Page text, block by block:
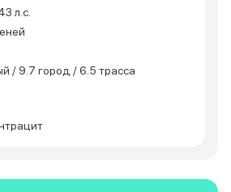
л.с.
/ 9.7 город / 6.5 трасса